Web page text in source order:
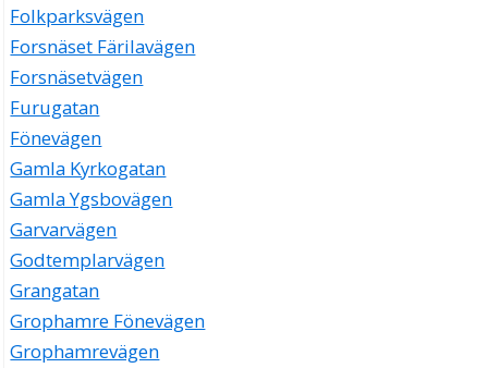
Folkparksvägen
Forsnäset Färilavägen
Forsnäsetvägen
Furugatan
Fönevägen
Gamla Kyrkogatan
Gamla Ygsbovägen
Garvarvägen
Godtemplarvägen
Grangatan
Grophamre Fönevägen
Grophamrevägen